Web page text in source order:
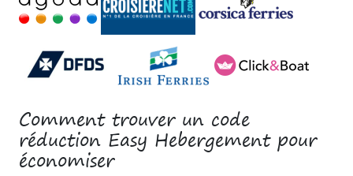
Comment trouver un code
réduction Easy Hebergement pour
économiser